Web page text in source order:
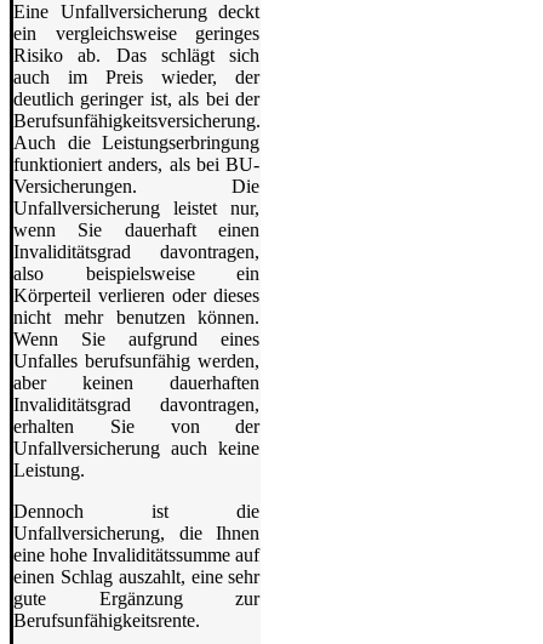
Eine Unfallversicherung deckt
ein vergleichsweise geringes
Risiko ab. Das schlägt sich
auch im Preis wieder, der
deutlich geringer ist, als bei der
Berufsunfähigkeitsversicherung.
Auch die Leistungserbringung
funktioniert anders, als bei BU-
Versicherungen. Die
Unfallversicherung leistet nur,
wenn Sie dauerhaft einen
Invaliditätsgrad davontragen,
also beispielsweise ein
Körperteil verlieren oder dieses
nicht mehr benutzen können.
Wenn Sie aufgrund eines
Unfalles berufsunfähig werden,
aber keinen dauerhaften
Invaliditätsgrad davontragen,
erhalten Sie von der
Unfallversicherung auch keine
Leistung.
Dennoch ist die
Unfallversicherung, die Ihnen
eine hohe Invaliditätssumme auf
einen Schlag auszahlt, eine sehr
gute Ergänzung zur
Berufsunfähigkeitsrente.